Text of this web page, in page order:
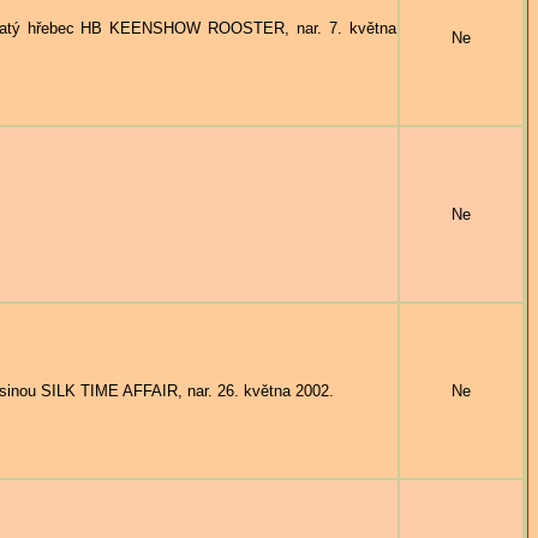
hřebec HB KEENSHOW ROOSTER, nar. 7. května
Ne
Ne
SILK TIME AFFAIR, nar. 26. května 2002. Ne